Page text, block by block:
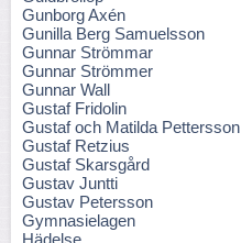
Gunborg Axén
Gunilla Berg Samuelsson
Gunnar Strömmar
Gunnar Strömmer
Gunnar Wall
Gustaf Fridolin
Gustaf och Matilda Pettersson
Gustaf Retzius
Gustaf Skarsgård
Gustav Juntti
Gustav Petersson
Gymnasielagen
Hädelse